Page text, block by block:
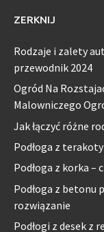
ZERKNIJ
Rodzaje i zalety
przewodnik 2024
Ogród Na
Malowniczego
Jak łączyć różne
Podłoga z
Podłoga z korka –
Podłoga z betonu
rozwiązanie
Podłogi z desek z